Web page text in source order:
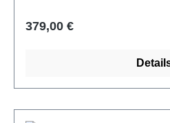
Regulärer Preis:
379,00 €